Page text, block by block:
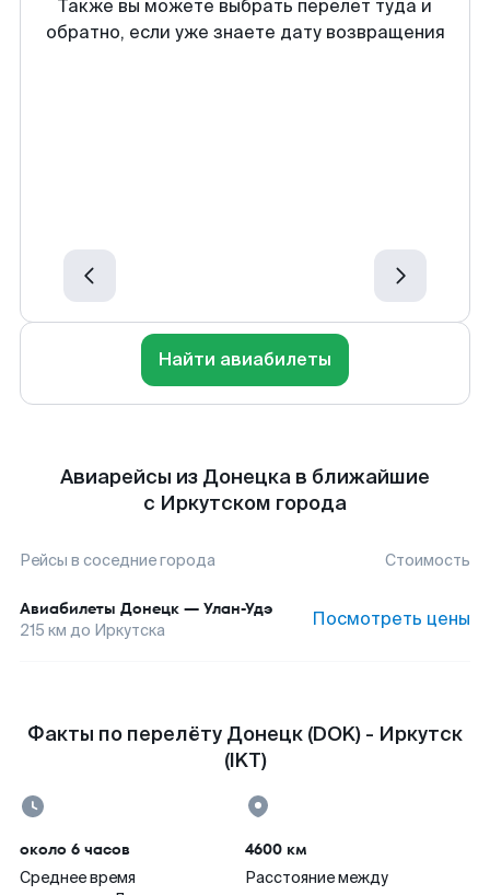
Также вы можете выбрать перелет туда и
обратно, если уже знаете дату возвращения
Найти авиабилеты
Авиарейсы из Донецка в ближайшие
с Иркутском города
Рейсы в соседние города Стоимость
Авиабилеты Донецк — Улан-Удэ
215 км до Иркутска Посмотреть цены
Факты по перелёту Донецк (DOK) - Иркутск
(IKT)
около 6 часов
Среднее время
4600 км
Расстояние между